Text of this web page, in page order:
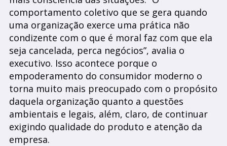
comportamento coletivo que se gera quando
uma organização exerce uma prática não
condizente com o que é moral faz com que ela
seja cancelada, perca negócios”, avalia o
executivo. Isso acontece porque o
empoderamento do consumidor moderno o
torna muito mais preocupado com o propósito
daquela organização quanto a questões
ambientais e legais, além, claro, de continuar
exigindo qualidade do produto e atenção da
empresa.